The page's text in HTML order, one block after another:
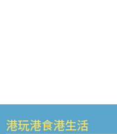
港玩港食港生活